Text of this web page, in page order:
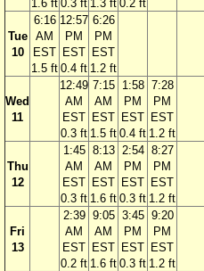
1.6 ft 0.3 ft 1.3 ft 0.2 ft
Tue
10
6:16
AM
EST
1.5 ft
12:57
PM
EST
0.4 ft
6:26
PM
EST
1.2 ft
Wed
11
12:49
AM
EST
0.3 ft
7:15
AM
EST
1.5 ft
1:58
PM
EST
0.4 ft
7:28
PM
EST
1.2 ft
Thu
12
1:45
AM
EST
0.3 ft
8:13
AM
EST
1.6 ft
2:54
PM
EST
0.3 ft
8:27
PM
EST
1.2 ft
Fri
13
2:39
AM
EST
0.2 ft
9:05
AM
EST
1.6 ft
3:45
PM
EST
0.3 ft
9:20
PM
EST
1.2 ft